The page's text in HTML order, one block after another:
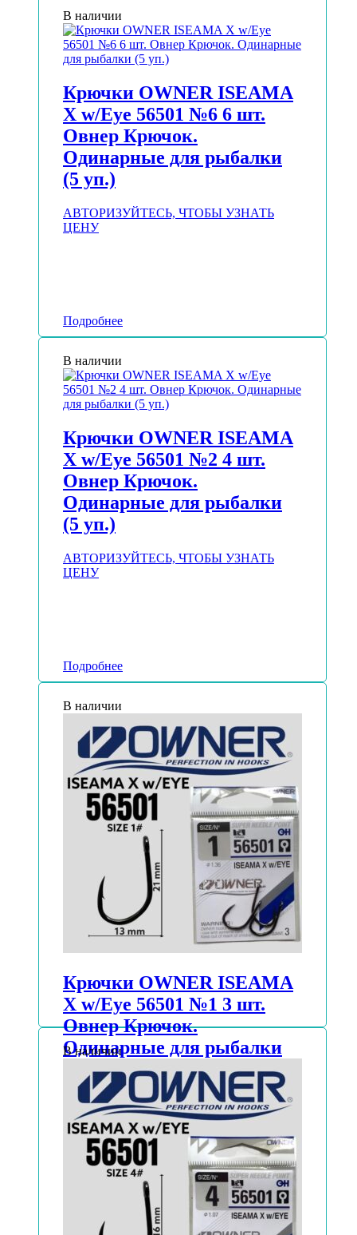
В наличии
Крючки OWNER ISEAMA
X w/Eye 56501 №6 6 шт.
Овнер Крючок.
Одинарные для рыбалки
(5 уп.)
АВТОРИЗУЙТЕСЬ, ЧТОБЫ УЗНАТЬ
ЦЕНУ
Подробнее
В наличии
Крючки OWNER ISEAMA
X w/Eye 56501 №2 4 шт.
Овнер Крючок.
Одинарные для рыбалки
(5 уп.)
АВТОРИЗУЙТЕСЬ, ЧТОБЫ УЗНАТЬ
ЦЕНУ
Подробнее
В наличии
Крючки OWNER ISEAMA
X w/Eye 56501 №1 3 шт.
Овнер Крючок.
Одинарные для рыбалки
(5 уп.)
АВТОРИЗУЙТЕСЬ, ЧТОБЫ УЗНАТЬ
ЦЕНУ
Подробнее
В наличии